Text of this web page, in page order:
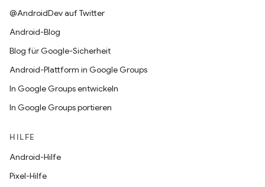
@AndroidDev auf Twitter
Android-Blog
Blog für Google-Sicherheit
Android-Plattform in Google Groups
In Google Groups entwickeln
In Google Groups portieren
HILFE
Android-Hilfe
Pixel-Hilfe